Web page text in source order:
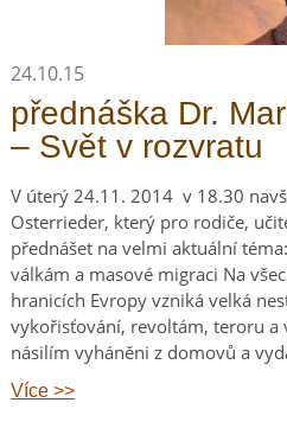
24.10.15
přednáška Dr.
– Svět v rozvratu
V úterý 24.11. 2014 v 18.30
Osterrieder, který pro rodiče,
přednášet na velmi aktuální
válkám a masové migraci Na
hranicích Evropy vzniká velká
vykořisťování, revoltám, teroru
násilím vyháněni z domovů a
Více >>